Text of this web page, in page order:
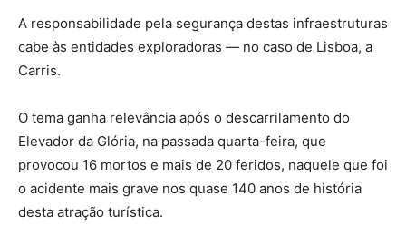
A responsabilidade pela segurança destas infraestruturas
cabe às entidades exploradoras — no caso de Lisboa, a
Carris.
O tema ganha relevância após o descarrilamento do
Elevador da Glória, na passada quarta-feira, que
provocou 16 mortos e mais de 20 feridos, naquele que foi
o acidente mais grave nos quase 140 anos de história
desta atração turística.